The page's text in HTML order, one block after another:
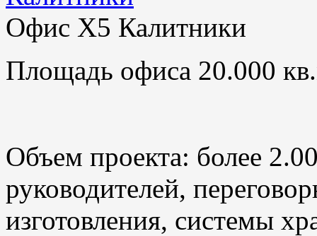
Офис X5 Калитники
Площадь офиса 20.000
Объем проекта: более
руководителей,
изготовления, системы